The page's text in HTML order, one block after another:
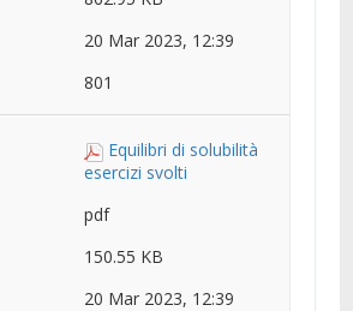
20 Mar 2023, 12:39
801
Equilibri di solubilità
esercizi svolti
pdf
150.55 KB
20 Mar 2023, 12:39